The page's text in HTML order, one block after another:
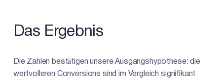
Das Ergebnis
Die Zahlen bestätigen unsere Ausgangshypothese: die
wertvolleren Conversions sind im Vergleich signifikant